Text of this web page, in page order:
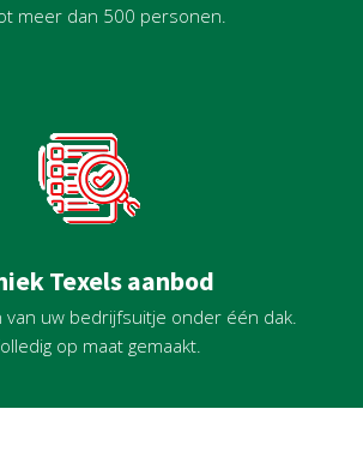
meer dan 500 personen.
Texels aanbod
van uw bedrijfsuitje onder één dak.
op maat gemaakt.